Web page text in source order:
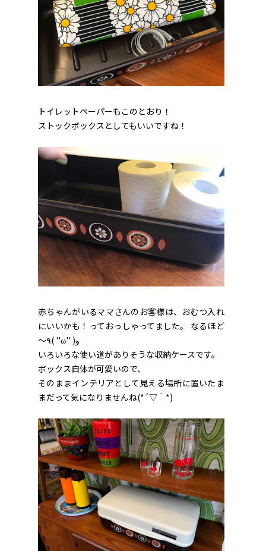
トイレットペーパーもこのとおり！
ストックボックスとしてもいいですね！
赤ちゃんがいるママさんのお客様は、おむつ入れ
にいいかも！っておっしゃってました。 なるほど
～٩( ''ω'' )و
いろいろな使い道がありそうな収納ケースです。
ボックス自体が可愛いので、
そのままインテリアとして見える場所に置いたま
まだって気になりませんね(*´▽｀*)